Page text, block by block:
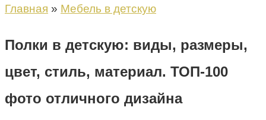
Главная » Мебель в детскую
Полки в детскую: виды, размеры,
цвет, стиль, материал. ТОП-100
фото отличного дизайна